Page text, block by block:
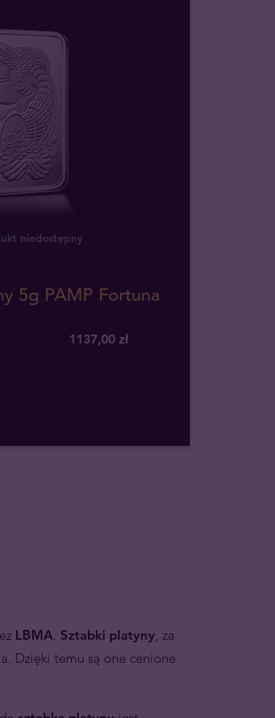
niedostępny
5g PAMP Fortuna
1137,00 zł
LBMA. Sztabki platyny, za
Dzięki temu są one cenione